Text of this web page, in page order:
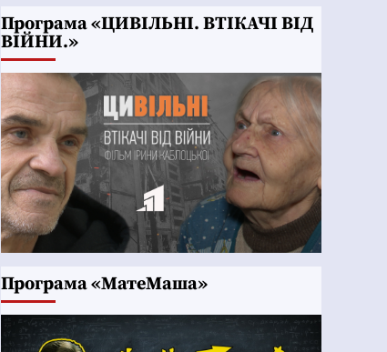
Програма «ЦИВІЛЬНІ. ВТІКАЧІ ВІД
ВІЙНИ.»
Програма «МатеМаша»